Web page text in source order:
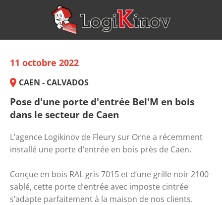
11 octobre 2022
CAEN - CALVADOS
Pose d'une porte d'entrée Bel'M en bois
dans le secteur de Caen
L’agence Logikinov de Fleury sur Orne a récemment
installé une porte d’entrée en bois près de Caen.
Conçue en bois RAL gris 7015 et d’une grille noir 2100
sablé, cette porte d’entrée avec imposte cintrée
s’adapte parfaitement à la maison de nos clients.